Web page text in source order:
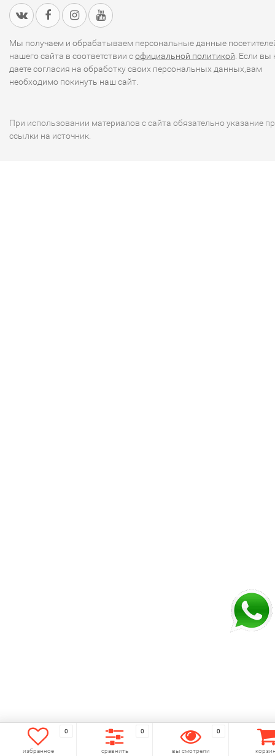
Мы получаем и обрабатываем персональные данные
нашего сайта в соответствии софициальной политикой . Если вы
даете согласия на обработку своих персональных данных,вам
необходимо покинуть наш сайт.
При использовании материалов с сайта обязательно указание
ссылки на источник.
0
избранное
0
сравнить
0
вы смотрели